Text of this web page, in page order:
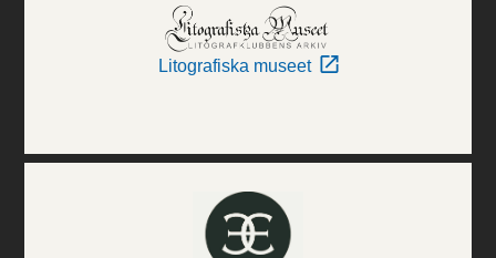
Litografiska museet